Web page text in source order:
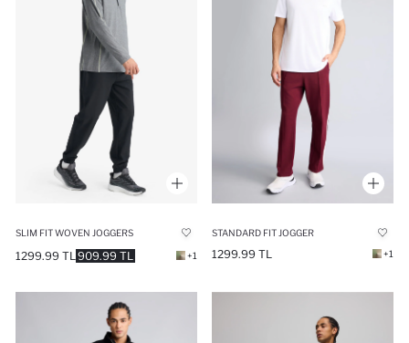
SLIM FIT WOVEN JOGGERS
909.99 TL
1299.99 TL +1
STANDARD FIT JOGGER
1299.99 TL +1